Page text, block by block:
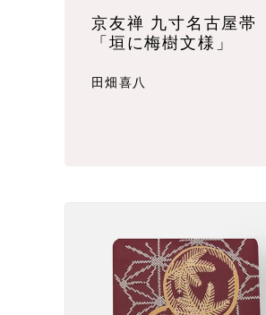
京友禅 九寸名古屋帯
「垣に梅樹文様」
田畑喜八